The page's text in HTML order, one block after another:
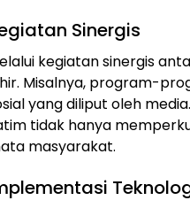
Sinergis
kegiatan sinergis
Misalnya, program-
yang diliput oleh
tidak hanya
masyarakat.